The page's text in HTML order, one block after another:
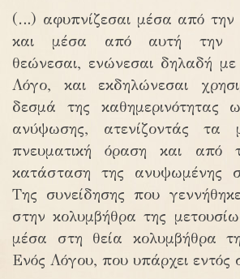
(…) αφυπνίζεσαι μέσα από την
και μέσα από αυτή την
θεώνεσαι, ενώνεσαι δηλαδή
Λόγο, και εκδηλώνεσαι
δεσμά της καθημερινότητας
ανύψωσης, ατενίζοντάς
πνευματική όραση και από
κατάσταση της ανυψωμένης
Της συνείδησης που
στην κολυμβήθρα της
μέσα στη θεία κολυμβήθρα
Ενός Λόγου, που υπάρχει εντός